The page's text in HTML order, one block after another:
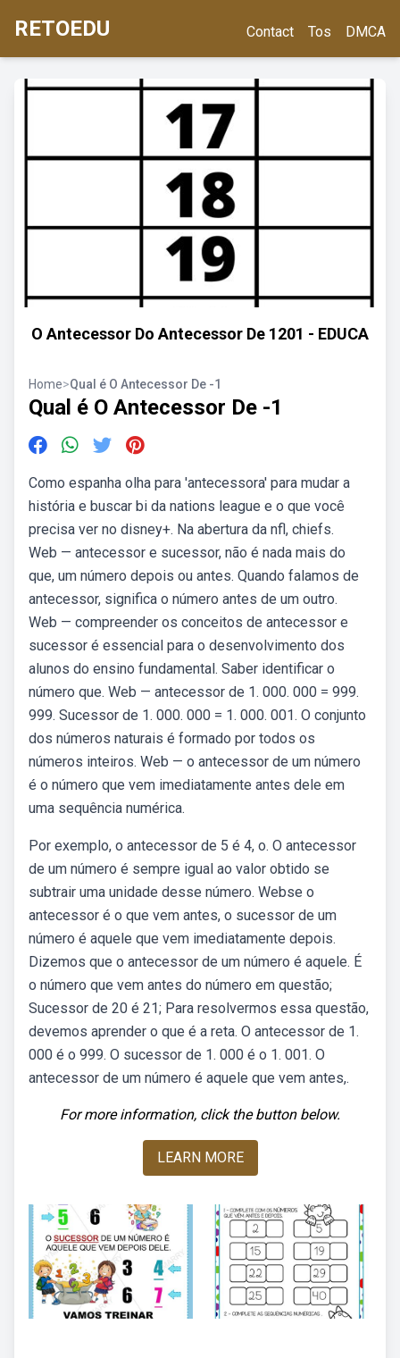
RETOEDU Contact Tos DMCA
O Antecessor Do Antecessor De 1201 - EDUCA
Home>Qual é O Antecessor De -1
Qual é O Antecessor De -1
Como espanha olha para 'antecessora' para mudar a
história e buscar bi da nations league e o que você
precisa ver no disney+. Na abertura da nfl, chiefs.
Web — antecessor e sucessor, não é nada mais do
que, um número depois ou antes. Quando falamos de
antecessor, significa o número antes de um outro.
Web — compreender os conceitos de antecessor e
sucessor é essencial para o desenvolvimento dos
alunos do ensino fundamental. Saber identificar o
número que. Web — antecessor de 1. 000. 000 = 999.
999. Sucessor de 1. 000. 000 = 1. 000. 001. O conjunto
dos números naturais é formado por todos os
números inteiros. Web — o antecessor de um número
é o número que vem imediatamente antes dele em
uma sequência numérica.
Por exemplo, o antecessor de 5 é 4, o. O antecessor
de um número é sempre igual ao valor obtido se
subtrair uma unidade desse número. Webse o
antecessor é o que vem antes, o sucessor de um
número é aquele que vem imediatamente depois.
Dizemos que o antecessor de um número é aquele. É
o número que vem antes do número em questão;
Sucessor de 20 é 21; Para resolvermos essa questão,
devemos aprender o que é a reta. O antecessor de 1.
000 é o 999. O sucessor de 1. 000 é o 1. 001. O
antecessor de um número é aquele que vem antes,.
For more information, click the button below.
LEARN MORE